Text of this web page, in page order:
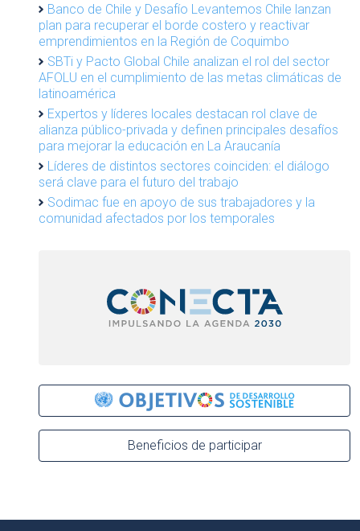
Banco de Chile y Desafío Levantemos Chile lanzan
plan para recuperar el borde costero y reactivar
emprendimientos en la Región de Coquimbo
SBTi y Pacto Global Chile analizan el rol del sector
AFOLU en el cumplimiento de las metas climáticas de
latinoamérica
Expertos y líderes locales destacan rol clave de
alianza público-privada y definen principales desafíos
para mejorar la educación en La Araucanía
Líderes de distintos sectores coinciden: el diálogo
será clave para el futuro del trabajo
Sodimac fue en apoyo de sus trabajadores y la
comunidad afectados por los temporales
Beneficios de participar